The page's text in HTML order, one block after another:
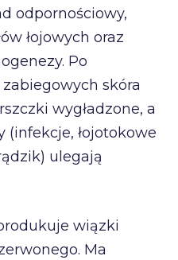
odpornościowy,
łojowych oraz
Po
skóra
wygładzone, a
(infekcje, łojotokowe
ulegają
wiązki
Ma